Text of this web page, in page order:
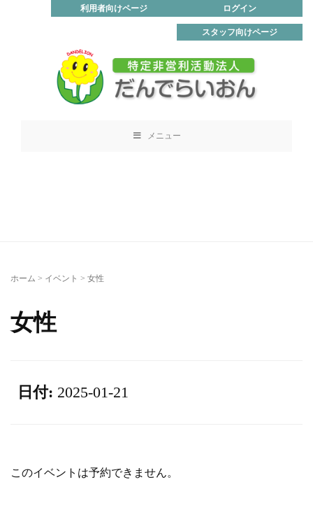
ログイン
利用者向けページ
スタッフ向けページ
メニュー
ホーム > イベント > 女性
女性
日付: 2025-01-21
このイベントは予約できません。